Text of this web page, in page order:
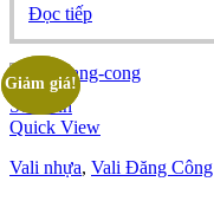
Đọc tiếp
Giảm giá!
So Sánh
Quick View
Vali nhựa, Vali Đăng Công
Giảm giá!